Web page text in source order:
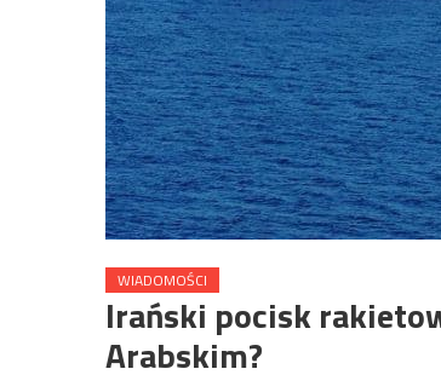
WIADOMOŚCI
Irański pocisk
Arabskim?